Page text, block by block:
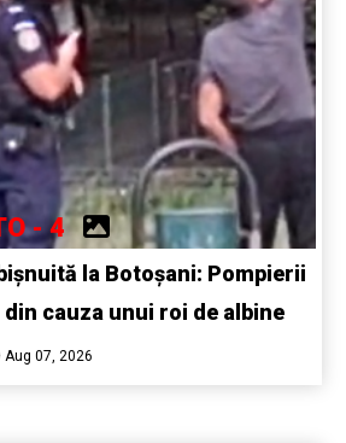
- 4
la Botoșani: Pompierii
cauza unui roi de albine
Aug 07, 2026